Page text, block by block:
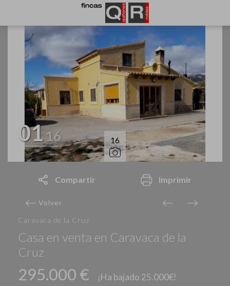
0116 16
Compartir Imprimir
Volver
Caravaca de la Cruz
Casa en venta en Caravaca de la
Cruz
295.000 € ¡Ha bajado 25.000€!